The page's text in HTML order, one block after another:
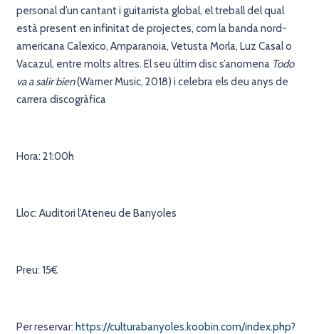
personal d’un cantant i guitarrista global, el treball del qual
està present en infinitat de projectes, com la banda nord-
americana Calexico, Amparanoia, Vetusta Morla, Luz Casal o
Vacazul, entre molts altres. El seu últim disc s’anomena Todo
va a salir bien(Warner Music, 2018) i celebra els deu anys de
carrera discogràfica
Hora: 21:00h
Lloc: Auditori l’Ateneu de Banyoles
Preu: 15€
Per reservar: https://culturabanyoles.koobin.com/index.php?